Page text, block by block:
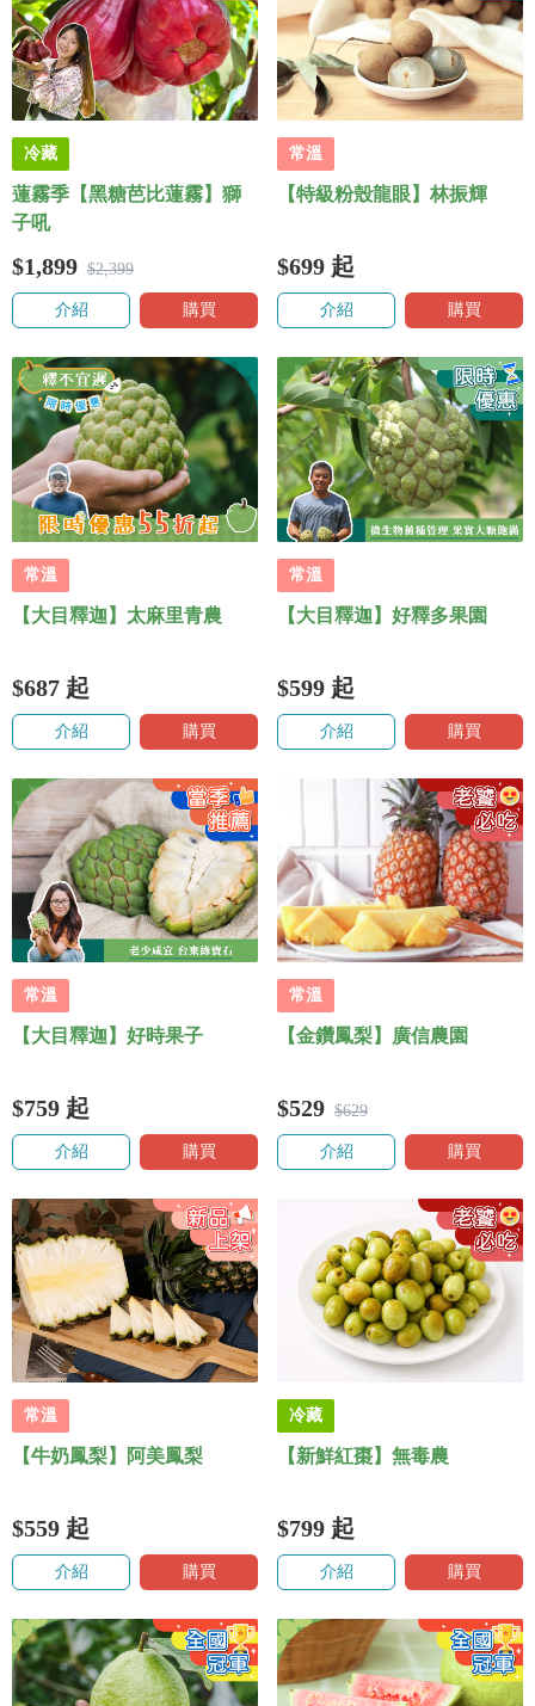
冷藏
蓮霧季【黑糖芭比蓮霧】獅
子吼
$1,899 $2,399
介紹 購買
常溫
【特級粉殼龍眼】林振輝
$699 起
介紹 購買
常溫
【大目釋迦】太麻里青農
$687 起
介紹 購買
常溫
【大目釋迦】好釋多果園
$599 起
介紹 購買
常溫
【大目釋迦】好時果子
$759 起
介紹 購買
常溫
【金鑽鳳梨】廣信農園
$529 $629
介紹 購買
常溫
【牛奶鳳梨】阿美鳳梨
$559 起
介紹 購買
冷藏
【新鮮紅棗】無毒農
$799 起
介紹 購買